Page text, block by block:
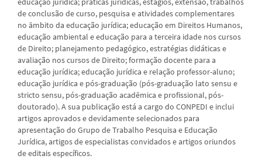
de conclusão de curso, pesquisa e atividades complementares
no âmbito da educação jurídica; educação em Direitos Humanos,
educação ambiental e educação para a terceira idade nos cursos
de Direito; planejamento pedagógico, estratégias didáticas e
avaliação nos cursos de Direito; formação docente para a
educação jurídica; educação jurídica e relação professor-aluno;
educação jurídica e pós-graduação (pós-graduação lato sensu e
stricto sensu, pós-graduação acadêmica e profissional, pós-
doutorado). A sua publicação está a cargo do CONPEDI e inclui
artigos aprovados e devidamente selecionados para
apresentação do Grupo de Trabalho Pesquisa e Educação
Jurídica, artigos de especialistas convidados e artigos oriundos
de editais específicos.